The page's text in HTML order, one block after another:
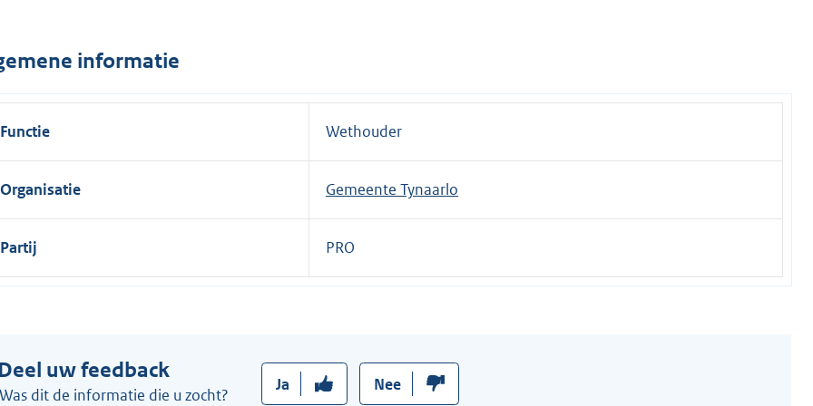
n
:
informatie
Functie Wethouder
Organisatie Gemeente Tynaarlo
Partij PRO
uw feedback
Was dit de informatie die u zocht?
Ja Nee